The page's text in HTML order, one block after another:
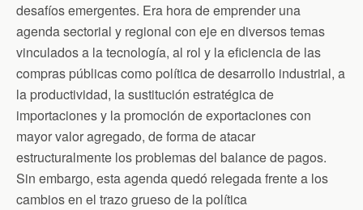
desafíos emergentes. Era hora de emprender una
agenda sectorial y regional con eje en diversos temas
vinculados a la tecnología, al rol y la eficiencia de las
compras públicas como política de desarrollo industrial, a
la productividad, la sustitución estratégica de
importaciones y la promoción de exportaciones con
mayor valor agregado, de forma de atacar
estructuralmente los problemas del balance de pagos.
Sin embargo, esta agenda quedó relegada frente a los
cambios en el trazo grueso de la política